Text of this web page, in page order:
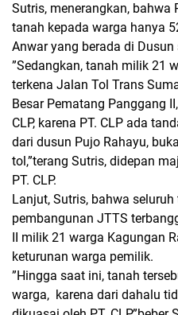
Sutris, menerangkan, bahwa
tanah kepada warga hanya
Anwar yang berada di
”Sedangkan, tanah milik 21
terkena Jalan Tol Trans
Besar Pematang Panggang
CLP, karena PT. CLP ada
dari dusun Pujo Rahayu,
tol,”terang Sutris, didepan
PT. CLP.
Lanjut, Sutris, bahwa
pembangunan JTTS
II milik 21 warga Kagungan
keturunan warga pemilik.
”Hingga saat ini, tanah
warga, karena dari dahalu